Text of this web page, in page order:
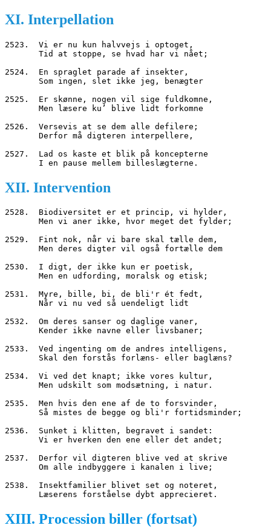
XI. Interpellation
2523.  Vi er nu kun halvvejs i optoget,
       Tid at stoppe, se hvad har vi nået;
2524.  En spraglet parade af insekter,
       Som ingen, slet ikke jeg, benægter
2525.  Er skønne, nogen vil sige fuldkomne,
       Men læsere ku’ blive lidt forkomne
2526.  Versevis at se dem alle defilere;
       Derfor må digteren interpellere,
2527.  Lad os kaste et blik på koncepterne
       I en pause mellem billeslægterne.
XII. Intervention
2528.  Biodiversitet er et princip, vi hylder,
       Men vi aner ikke, hvor meget det fylder;
2529.  Fint nok, når vi bare skal tælle dem,
       Men deres digter vil også fortælle dem
2530.  I digt, der ikke kun er poetisk,
       Men en udfording, moralsk og etisk;
2531.  Myre, bille, bi, de bli'r ét fedt,
       Når vi nu ved så uendeligt lidt
2532.  Om deres sanser og daglige vaner,
       Kender ikke navne eller livsbaner;
2533.  Ved ingenting om de andres intelligens,
       Skal den forstås forlæns- eller baglæns?
2534.  Vi ved det knapt; ikke vores kultur,
       Men udskilt som modsætning, i natur.
2535.  Men hvis den ene af de to forsvinder,
       Så mistes de begge og bli'r fortidsminder;
2536.  Sunket i klitten, begravet i sandet:
       Vi er hverken den ene eller det andet;
2537.  Derfor vil digteren blive ved at skrive
       Om alle indbyggere i kanalen i live;
2538.  Insektfamilier blivet set og noteret,
       Læserens forståelse dybt apprecieret.
XIII. Procession biller (fortsat)